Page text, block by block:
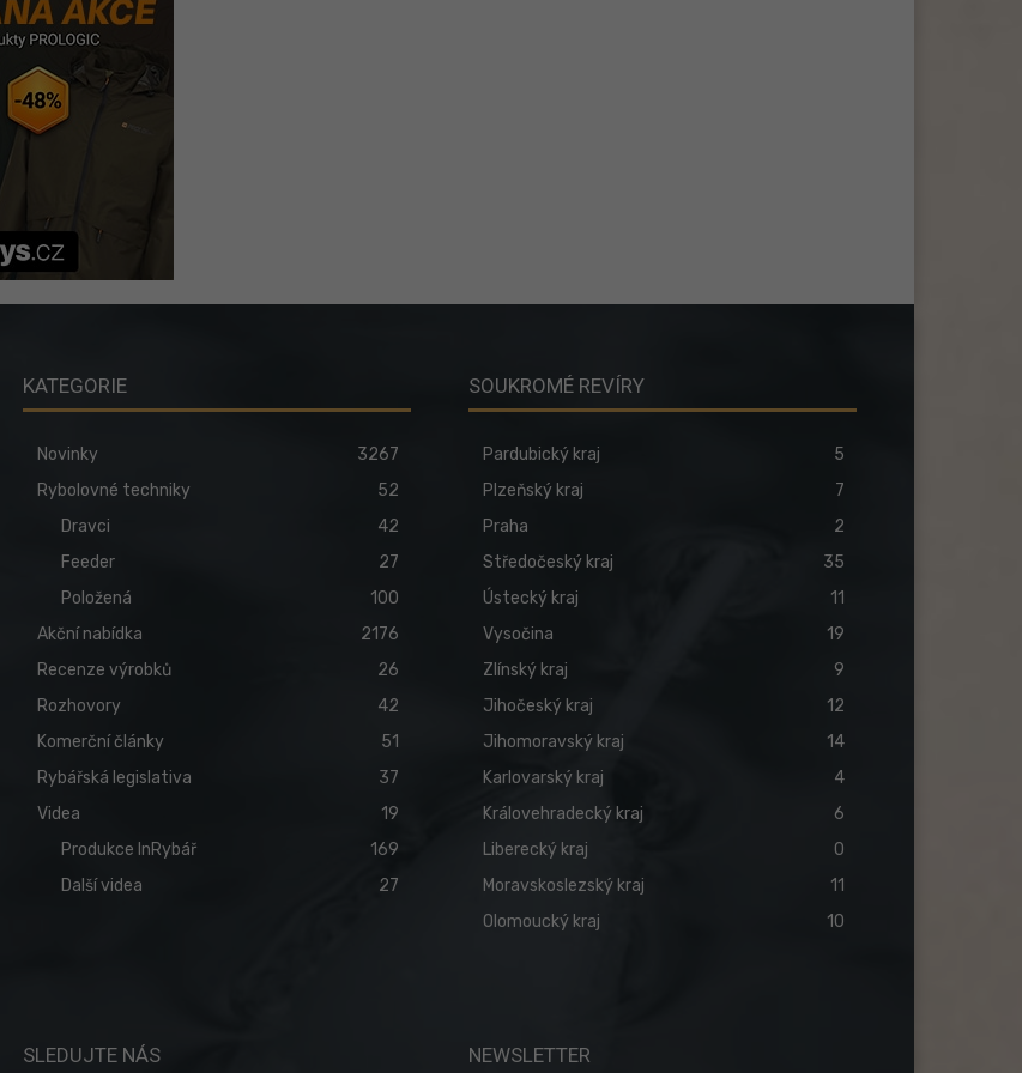
KATEGORIE
Novinky
3267
Rybolovné techniky
52
Dravci
42
Feeder
27
Položená
100
Akční nabídka
2176
Recenze výrobků
26
Rozhovory
42
Komerční články
51
Rybářská legislativa
37
Videa
19
Produkce InRybář
169
Další videa
27
SOUKROMÉ REVÍRY
Pardubický kraj
5
Plzeňský kraj
7
Praha
2
Středočeský kraj
35
Ústecký kraj
11
Vysočina
19
Zlínský kraj
9
Jihočeský kraj
12
Jihomoravský kraj
14
Karlovarský kraj
4
Královehradecký kraj
6
Liberecký kraj
0
Moravskoslezský kraj
11
Olomoucký kraj
10
SLEDUJTE NÁS NEWSLETTER